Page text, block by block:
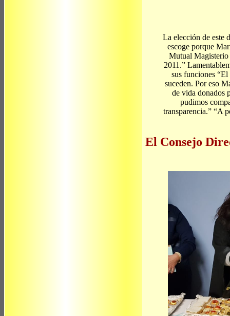
La elección de este
escoge porque
Mutual Magisterio
2011.”
sus funciones
suceden. Por eso
de vida donados
pudimos
transparencia.” “A
El Consejo